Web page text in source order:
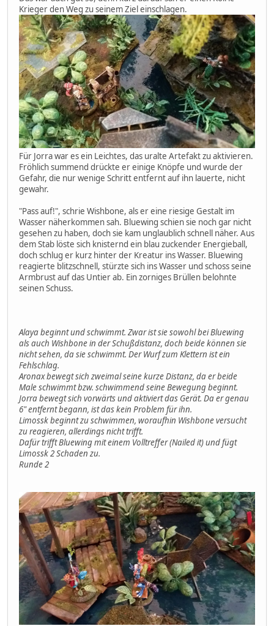
Krieger den Weg zu seinem Ziel einschlagen.
Für Jorra war es ein Leichtes, das uralte Artefakt zu aktivieren.
Fröhlich summend drückte er einige Knöpfe und wurde der
Gefahr, die nur wenige Schritt entfernt auf ihn lauerte, nicht
gewahr.
"Pass auf!", schrie Wishbone, als er eine riesige Gestalt im
Wasser näherkommen sah. Bluewing schien sie noch gar nicht
gesehen zu haben, doch sie kam unglaublich schnell näher. Aus
dem Stab löste sich knisternd ein blau zuckender Energieball,
doch schlug er kurz hinter der Kreatur ins Wasser. Bluewing
reagierte blitzschnell, stürzte sich ins Wasser und schoss seine
Armbrust auf das Untier ab. Ein zorniges Brüllen belohnte
seinen Schuss.
Alaya beginnt und schwimmt. Zwar ist sie sowohl bei Bluewing
als auch Wishbone in der Schußdistanz, doch beide können sie
nicht sehen, da sie schwimmt. Der Wurf zum Klettern ist ein
Fehlschlag.
Aronax bewegt sich zweimal seine kurze Distanz, da er beide
Male schwimmt bzw. schwimmend seine Bewegung beginnt.
Jorra bewegt sich vorwärts und aktiviert das Gerät. Da er genau
6" entfernt begann, ist das kein Problem für ihn.
Limossk beginnt zu schwimmen, woraufhin Wishbone versucht
zu reagieren, allerdings nicht trifft.
Dafür trifft Bluewing mit einem Volltreffer (Nailed it) und fügt
Limossk 2 Schaden zu.
Runde 2